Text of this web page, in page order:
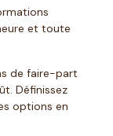
et toute
de faire-part
Définissez
options en